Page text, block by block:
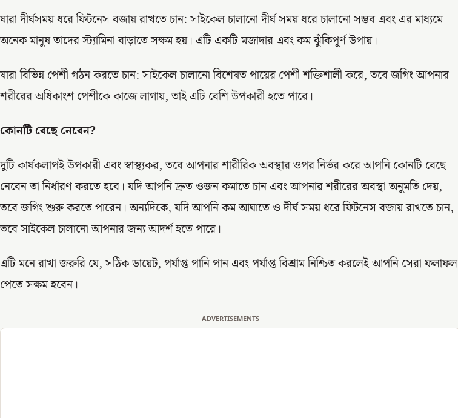
যারা দীর্ঘসময় ধরে ফিটনেস বজায় রাখতে চান: সাইকেল চালানো দীর্ঘ সময় ধরে চালানো সম্ভব এবং এর মাধ্যমে
অনেক মানুষ তাদের স্ট্যামিনা বাড়াতে সক্ষম হয়। এটি একটি মজাদার এবং কম ঝুঁকিপূর্ণ উপায়।
যারা বিভিন্ন পেশী গঠন করতে চান: সাইকেল চালানো বিশেষত পায়ের পেশী শক্তিশালী করে, তবে জগিং আপনার
শরীরের অধিকাংশ পেশীকে কাজে লাগায়, তাই এটি বেশি উপকারী হতে পারে।
কোনটি বেছে নেবেন?
দুটি কার্যকলাপই উপকারী এবং স্বাস্থ্যকর, তবে আপনার শারীরিক অবস্থার ওপর নির্ভর করে আপনি কোনটি বেছে
নেবেন তা নির্ধারণ করতে হবে। যদি আপনি দ্রুত ওজন কমাতে চান এবং আপনার শরীরের অবস্থা অনুমতি দেয়,
তবে জগিং শুরু করতে পারেন। অন্যদিকে, যদি আপনি কম আঘাতে ও দীর্ঘ সময় ধরে ফিটনেস বজায় রাখতে চান,
তবে সাইকেল চালানো আপনার জন্য আদর্শ হতে পারে।
এটি মনে রাখা জরুরি যে, সঠিক ডায়েট, পর্যাপ্ত পানি পান এবং পর্যাপ্ত বিশ্রাম নিশ্চিত করলেই আপনি সেরা ফলাফল
পেতে সক্ষম হবেন।
ADVERTISEMENTS